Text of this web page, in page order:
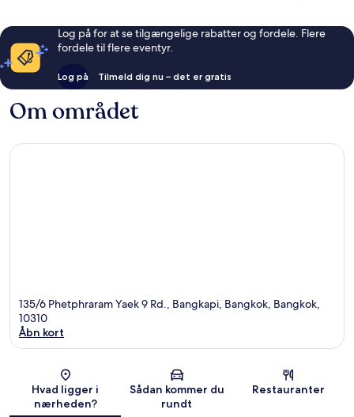
Log på for at se tilgængelige rabatter og fordele. Flere
fordele til flere eventyr.
Log på Tilmeld dig nu – det er gratis
Om området
135/6 Phetphraram Yaek 9 Rd., Bangkapi, Bangkok, Bangkok,
10310
Åbn kort
Hvad ligger i
nærheden?
Sådan kommer du
rundt
Restauranter